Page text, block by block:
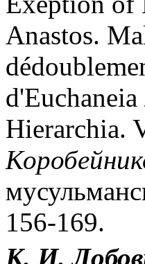
Anastos.
Hierarchia.
156-169.
К. И.